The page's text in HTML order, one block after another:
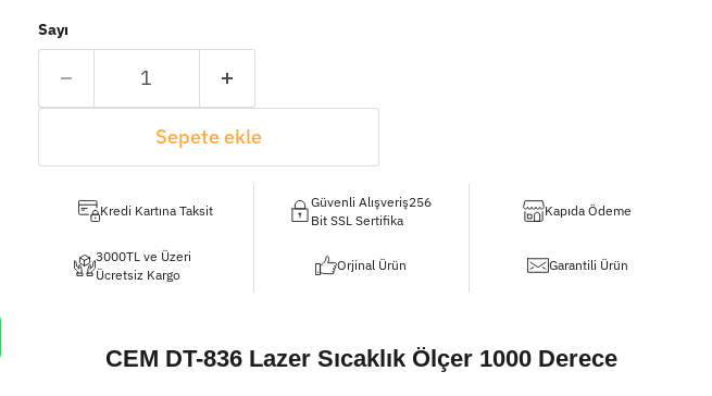
Sayı
Sepete ekle
Kredi Kartına Taksit
Güvenli Alışveriş256
Bit SSL Sertifika
Kapıda Ödeme
3000TL ve Üzeri
Ücretsiz Kargo
Orjinal Ürün Garantili Ürün
CEM DT-836 Lazer Sıcaklık Ölçer 1000 Derece